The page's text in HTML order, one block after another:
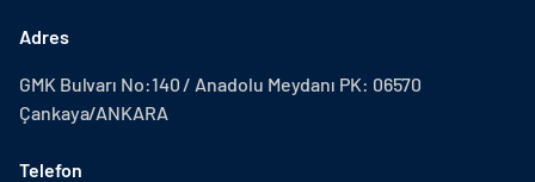
Adres
GMK Bulvarı No:140 / Anadolu Meydanı PK: 06570
Çankaya/ANKARA
Telefon